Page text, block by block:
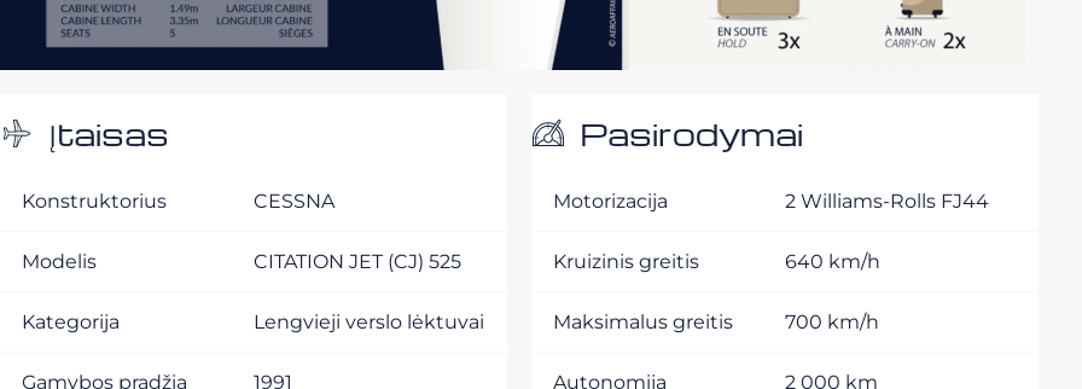
Įtaisas
Konstruktorius CESSNA
Modelis CITATION JET (CJ) 525
Kategorija Lengvieji verslo lėktuvai
Gamybos pradžia 1991
Pasirodymai
Motorizacija 2 Williams-Rolls FJ44
Kruizinis greitis 640 km/h
Maksimalus greitis 700 km/h
Autonomija 2 000 km